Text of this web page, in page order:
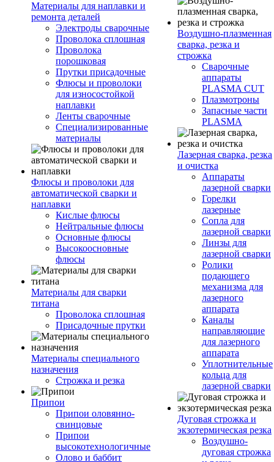
Материалы для наплавки и
ремонта деталей
Электроды сварочные
Проволока сплошная
Проволока
порошковая
Прутки присадочные
Флюсы и проволоки
для износостойкой
наплавки
Ленты сварочные
Специализированные
материалы
Флюсы и проволоки для
автоматической сварки и
наплавки
Кислые флюсы
Нейтральные флюсы
Основные флюсы
Высокоосновные
флюсы
Материалы для сварки
титана
Проволока сплошная
Присадочные прутки
Материалы специального
назначения
Строжка и резка
Припои
Припои оловянно-
свинцовые
Припои
высокотехнологичные
Олово и баббит
Воздушно-плазменная
сварка, резка и
строжка
Сварочные
аппараты
PLASMA CUT
Плазмотроны
Запасные части
PLASMA
Лазерная сварка, резка
и очистка
Аппараты
лазерной сварки
Горелки
лазерные
Сопла для
лазерной сварки
Линзы для
лазерной сварки
Ролики
подающего
механизма для
лазерного
аппарата
Каналы
направляющие
для лазерного
аппарата
Уплотнительные
кольца для
лазерной сварки
Дуговая строжка и
экзотермическая резка
Воздушно-
дуговая строжка